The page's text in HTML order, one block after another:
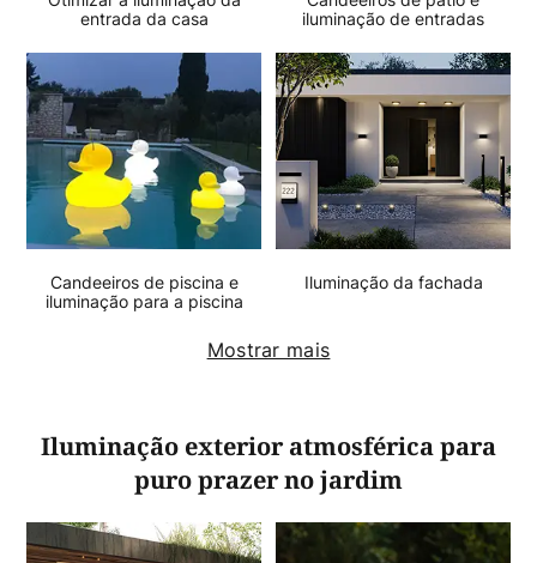
entrada da casa
iluminação de entradas
Candeeiros de piscina e
iluminação para a piscina
Iluminação da fachada
Mostrar mais
Iluminação exterior atmosférica para
puro prazer no jardim